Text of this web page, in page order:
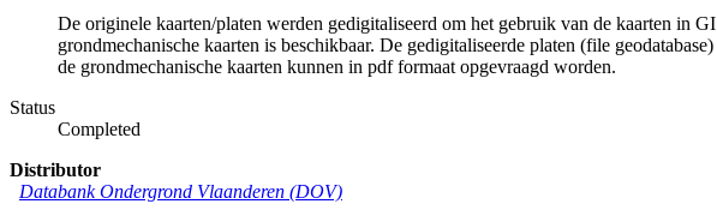
De originele kaarten/platen werden gedigitaliseerd om het gebruik van de kaarten in
grondmechanische kaarten is beschikbaar. De gedigitaliseerde platen (file
de grondmechanische kaarten kunnen in pdf formaat opgevraagd worden.
Status
Completed
Distributor
Databank Ondergrond Vlaanderen (DOV)